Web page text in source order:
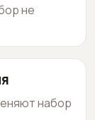
не
набор